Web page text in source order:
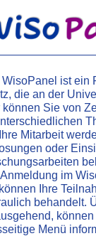
WisoPanel ist ein
die an der
können Sie von
Mitarbeit
oder
im
Ihre
behandelt.
Menü